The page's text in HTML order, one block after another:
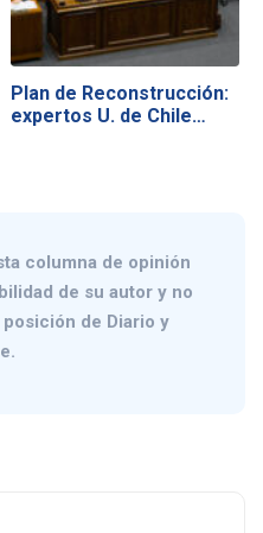
Plan de Reconstrucción:
expertos U. de Chile…
columna de opinión
de su autor y no
de Diario y